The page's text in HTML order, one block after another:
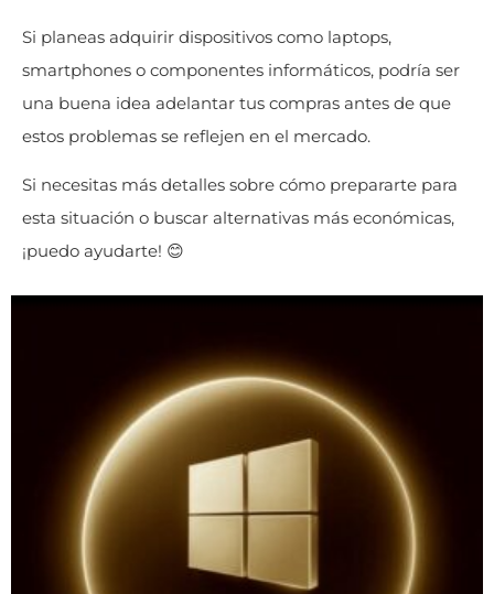
Si planeas adquirir dispositivos como laptops,
smartphones o componentes informáticos, podría ser
una buena idea adelantar tus compras antes de que
estos problemas se reflejen en el mercado.
Si necesitas más detalles sobre cómo prepararte para
esta situación o buscar alternativas más económicas,
¡puedo ayudarte! 😊